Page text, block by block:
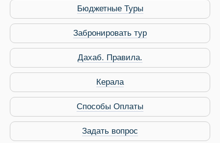
Бюджетные Туры
Забронировать тур
Дахаб. Правила.
Керала
Способы Оплаты
Задать вопрос